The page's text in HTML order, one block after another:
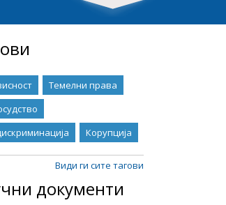
Темелни права
Корупција
Види ги сите тагови
документи